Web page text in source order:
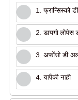
1. फ्रान्सिस्को
2. डायगो लोपेस
3. अफोंसो डी
4. यापैकी नाही